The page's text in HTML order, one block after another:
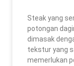
Steak yang
potongan
dimasak
tekstur yang
memerlukan